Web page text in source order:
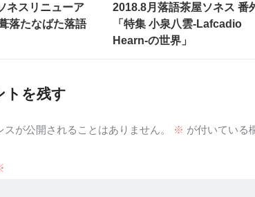
ネスリニューア
落たなばた落語
2018.8月落語茶屋ソネス 番
「特集 小泉八雲-Lafcadio
Hearn-の世界」
トを残す
スが公開されることはありません。 ※ が付いている